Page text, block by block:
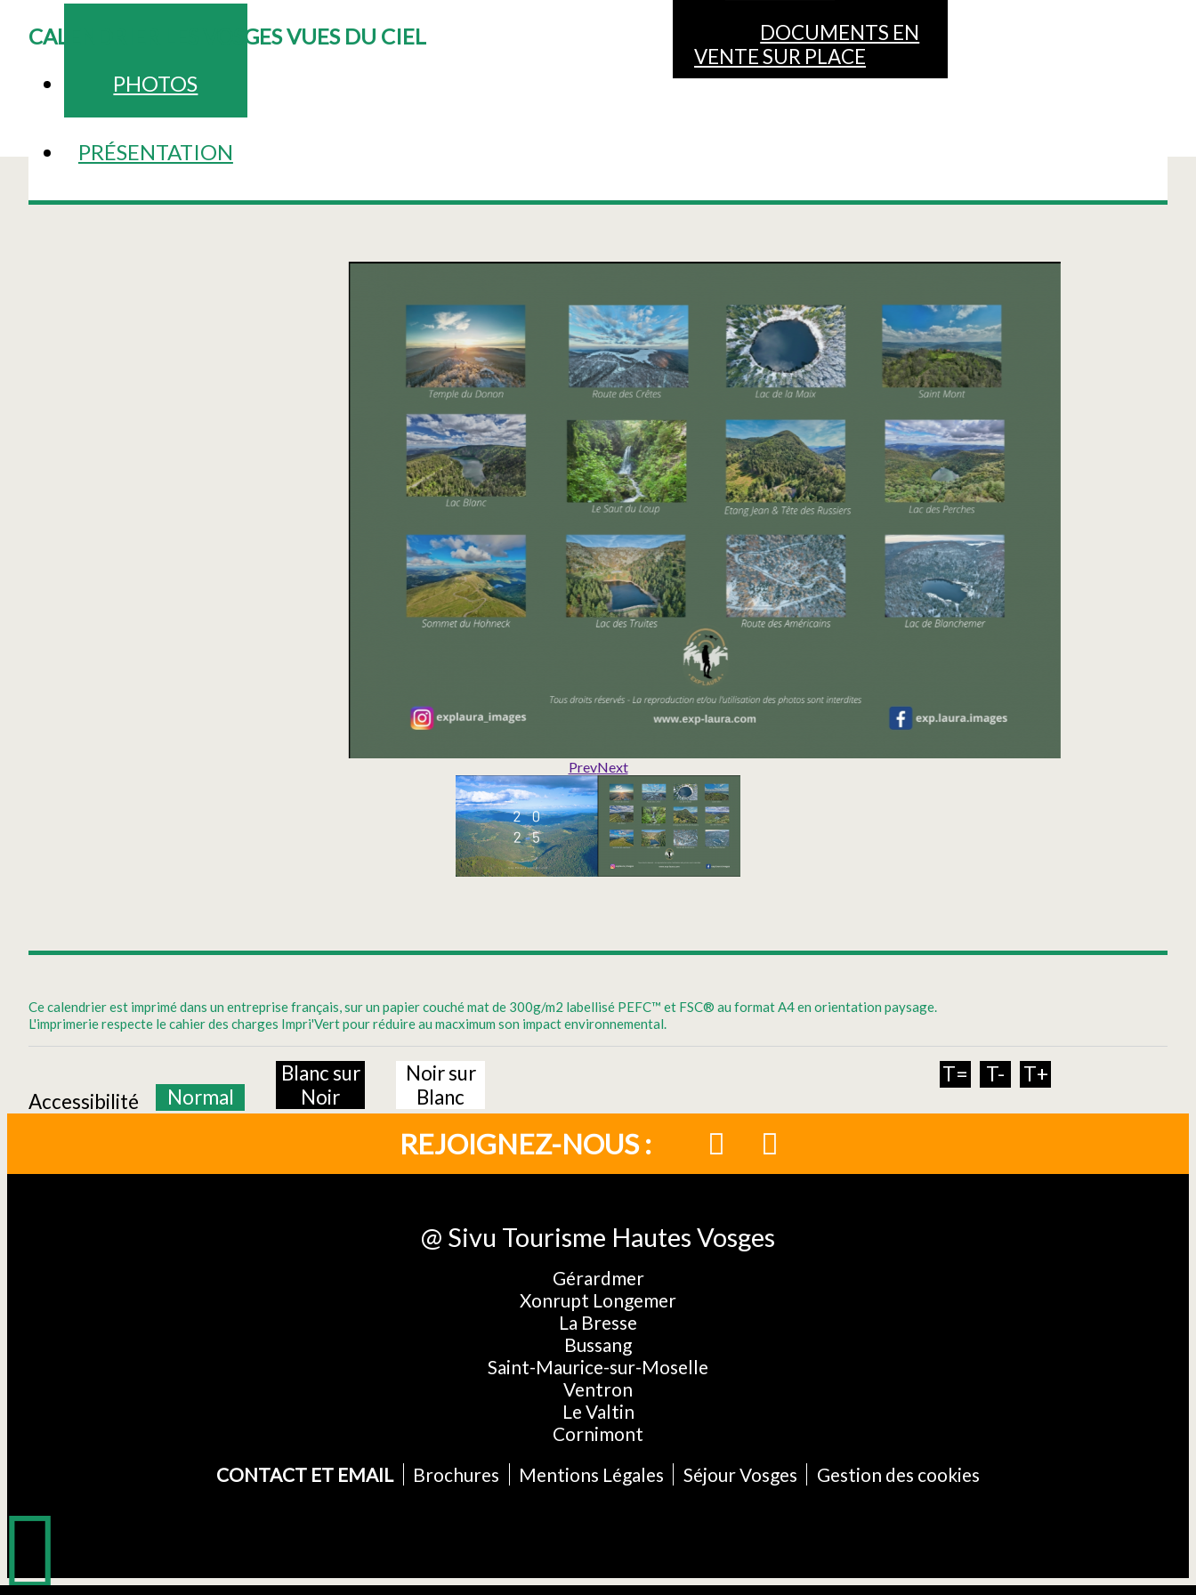
DOCUMENTS EN
VENTE SUR PLACE
CALENDRIER LES VOSGES VUES DU CIEL
PHOTOS
PRÉSENTATION
PrevNext
Ce calendrier est imprimé dans un entreprise français, sur un papier couché mat de 300g/m2 labellisé PEFC™ et FSC® au format A4 en orientation paysage.
L'imprimerie respecte le cahier des charges Impri'Vert pour réduire au macximum son impact environnemental.
Accessibilité Normal
Blanc sur
Noir
Noir sur
Blanc
T= T- T+
REJOIGNEZ-NOUS :
@ Sivu Tourisme Hautes Vosges
Gérardmer
Xonrupt Longemer
La Bresse
Bussang
Saint-Maurice-sur-Moselle
Ventron
Le Valtin
Cornimont
CONTACT ET EMAIL
Brochures Mentions Légales Séjour Vosges Gestion des cookies